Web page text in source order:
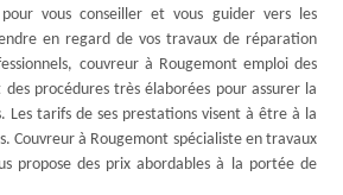
vous conseiller et vous guider vers les
en regard de vos travaux de réparation
couvreur à Rougemont emploi des
procédures très élaborées pour assurer la
Les tarifs de ses prestations visent à être à la
Couvreur à Rougemont spécialiste en travaux
propose des prix abordables à la portée de